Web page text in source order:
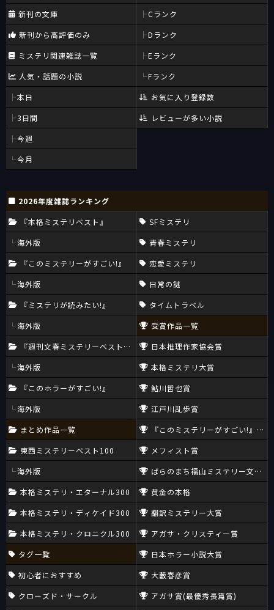
新刊の文庫
新刊から高評価のみ
ミステリ関連雑誌一覧
人気・話題の小説
本日
3日間
今週
今月
Cランク
Dランク
Eランク
Fランク
お気に入り登録数
レビューが多い小説
2026年度雑誌ランキング
『本格ミステリベスト』
海外版
『このミステリーがすごい!』
海外版
『ミステリが読みたい!』
海外版
『週刊文春ミステリーベスト10』
海外版
『このホラーがすごい!』
海外版
まとめ作品一覧
東西ミステリーベスト100
海外版
本格ミステリ・エターナル300
本格ミステリ・ディケイド300
本格ミステリ・クロニクル300
タグ一覧
初心者におすすめ
クローズド・サークル
SFミステリ
青春ミステリ
恋愛ミステリ
日常の謎
タイムトラベル
受賞作品一覧
日本推理作家協会賞
本格ミステリ大賞
鮎川哲也賞
江戸川乱歩賞
『このミステリーがすごい!』大賞
メフィスト賞
ばらのまち福山ミステリー文学新
黄金の本格
翻訳ミステリー大賞
アガサ・クリスティー賞
日本ホラー小説大賞
大藪春彦賞
アガサ賞(最優秀長篇賞)